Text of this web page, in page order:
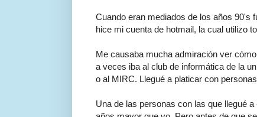
Cuando eran mediados de los años 90's
hice mi cuenta de hotmail, la cual utilizo
Me causaba mucha admiración ver
a veces iba al club de informática de la
o al MIRC. Llegué a platicar con
Una de las personas con las que llegué